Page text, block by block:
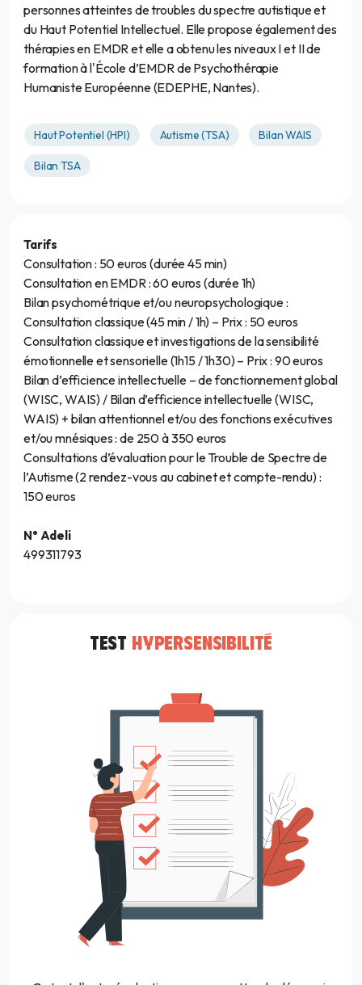
personnes atteintes de troubles du spectre autistique et
du Haut Potentiel Intellectuel. Elle propose également des
thérapies en EMDR et elle a obtenu les niveaux I et II de
formation à l'École d’EMDR de Psychothérapie
Humaniste Européenne (EDEPHE, Nantes).
Haut Potentiel (HPI) Autisme (TSA) Bilan WAIS
Bilan TSA
Tarifs
Consultation : 50 euros (durée 45 min)
Consultation en EMDR : 60 euros (durée 1h)
Bilan psychométrique et/ou neuropsychologique :
Consultation classique (45 min / 1h) – Prix : 50 euros
Consultation classique et investigations de la sensibilité
émotionnelle et sensorielle (1h15 / 1h30) – Prix : 90 euros
Bilan d’efficience intellectuelle – de fonctionnement global
(WISC, WAIS) / Bilan d’efficience intellectuelle (WISC,
WAIS) + bilan attentionnel et/ou des fonctions exécutives
et/ou mnésiques : de 250 à 350 euros
Consultations d’évaluation pour le Trouble de Spectre de
l’Autisme (2 rendez-vous au cabinet et compte-rendu) :
150 euros
N° Adeli
499311793
TEST HYPERSENSIBILITÉ